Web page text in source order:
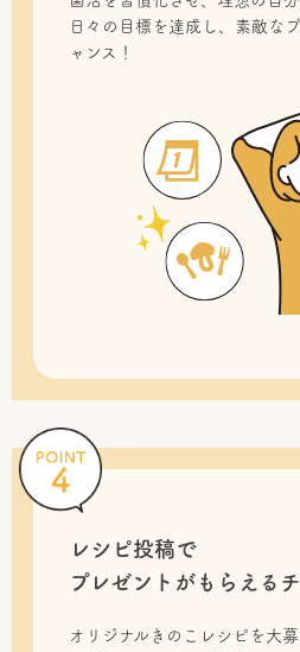
日々の目標を達成し、素敵な
ャンス！
レシピ投稿で
プレゼントがもらえる
オリジナルきのこレシピを大